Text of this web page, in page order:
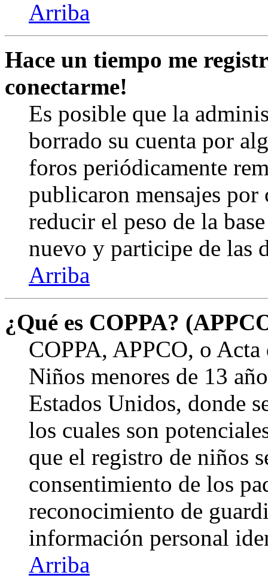
Arriba
Hace un tiempo me
conectarme!
Es posible que la
borrado su cuenta por
foros periódicamente
publicaron mensajes
reducir el peso de la
nuevo y participe de las
Arriba
¿Qué es COPPA?
COPPA, APPCO, o
Niños menores de 13
Estados Unidos, donde
los cuales son
que el registro de niños
consentimiento de los
reconocimiento de
información personal
Arriba